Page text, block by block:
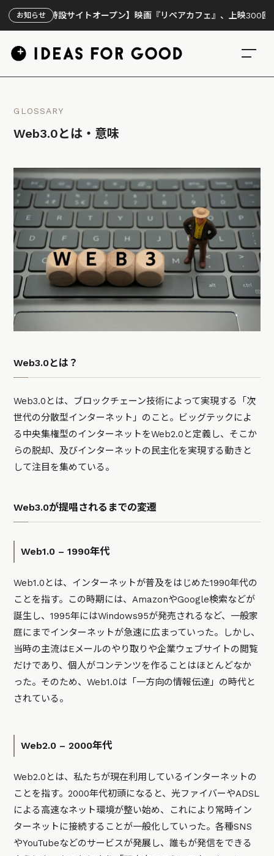
お知らせ
【特設サイトオープン】映画『リペアカフェ』、上映300回の先で見
GLOSSARY
Web3.0とは・意味
Web3.0とは？
Web3.0とは、ブロックチェーン技術によって実現する「次
世代の分散型インターネット」のこと。ビッグテックによ
る中央集権型のインターネットをWeb2.0と定義し、そこか
らの脱却、及びインターネットの民主化を実現する動きと
して注目を集めている。
Web3.0が提唱されるまでの変遷
Web1.0 – 1990年代
Web1.0とは、インターネットが普及をはじめた1990年代の
ことを指す。この時期には、AmazonやGoogle検索などが
誕生し、1995年にはWindows95が発売されるなど、一般家
庭にまでインターネットが急速に広まっていった。しかし、
当時の主流はEメールのやり取りや企業ウェブサイトの閲覧
だけであり、個人がコンテンツを作ることはほとんどなか
った。そのため、Web1.0は「一方向の情報伝達」の時代と
されている。
Web2.0 – 2000年代
Web2.0とは、私たちが現在利用しているインターネットの
ことを指す。2000年代初頭になると、光ファイバーやADSL
による高速なネット環境が整い始め、これにより常時イン
ターネットに接続することが一般化していった。各種SNS
やYouTubeなどのサービスが発展し、誰もが発信をできる